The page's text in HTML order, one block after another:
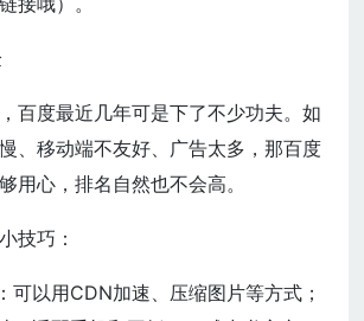
百度最近几年可是下了不少功夫。如
、移动端不友好、广告太多，那百度
用心，排名自然也不会高。
技巧：
可以用CDN加速、压缩图片等方式；